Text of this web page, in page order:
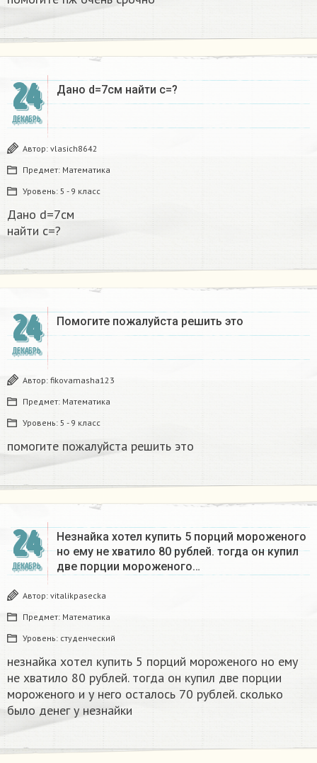
24
ДЕКАБРЬ
Дано d=7см найти с=?​
Автор: vlasich8642
Предмет: Математика
Уровень: 5 - 9 класс
Дано d=7см
найти с=?​
24
ДЕКАБРЬ
Помогите пожалуйста решить это
Автор: fikovamasha123
Предмет: Математика
Уровень: 5 - 9 класс
помогите пожалуйста решить это
24
ДЕКАБРЬ
Незнайка хотел купить 5 порций мороженого
но ему не хватило 80 рублей. тогда он купил
две порции мороженого…
Автор: vitalikpasecka
Предмет: Математика
Уровень: студенческий
незнайка хотел купить 5 порций мороженого но ему
не хватило 80 рублей. тогда он купил две порции
мороженого и у него осталось 70 рублей. сколько
было денег у незнайки